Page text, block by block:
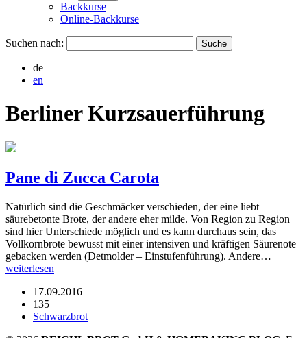
Backkurse
Online-Backkurse
Suchen nach:
de
en
Berliner Kurzsauerführung
Pane di Zucca Carota
Natürlich sind die Geschmäcker verschieden, der eine liebt
säurebetonte Brote, der andere eher milde. Von Region zu Region
sind hier Unterschiede möglich und es kann durchaus sein, das
Vollkornbrote bewusst mit einer intensiven und kräftigen Säurenote
gebacken werden (Detmolder – Einstufenführung). Andere…
weiterlesen
17.09.2016
135
Schwarzbrot